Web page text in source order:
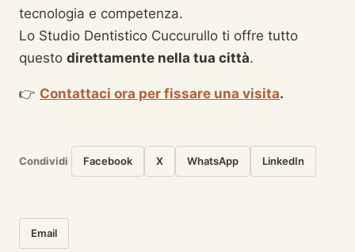
tecnologia e competenza.
Lo Studio Dentistico Cuccurullo ti offre tutto
questo direttamente nella tua città.
👉 Contattaci ora per fissare una visita.
Condividi Facebook X WhatsApp LinkedIn
Email